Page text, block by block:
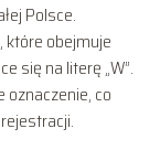
Polsce.
które obejmuje
się na literę „W”.
co